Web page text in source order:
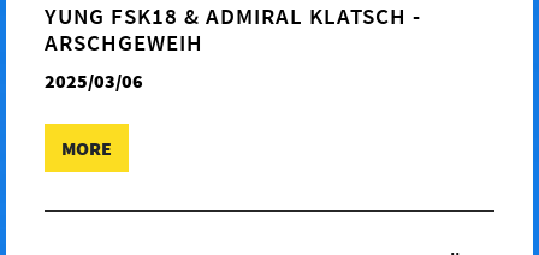
YUNG FSK18 & ADMIRAL KLATSCH -
ARSCHGEWEIH
2025/03/06
MORE